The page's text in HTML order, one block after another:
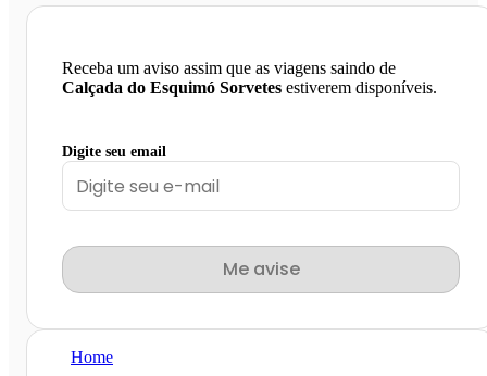
Receba um aviso assim que as viagens saindo de
Calçada do Esquimó Sorvetes estiverem disponíveis.
Digite seu email
Me avise
Home